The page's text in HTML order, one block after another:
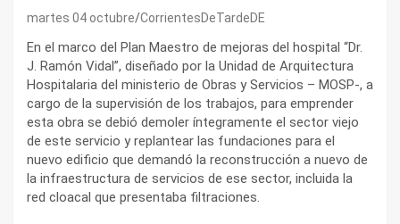
martes 04 octubre CorrientesDeTardeDE
En el marco del Plan Maestro de mejoras del hospital “Dr.
J. Ramón Vidal”, diseñado por la Unidad de Arquitectura
Hospitalaria del ministerio de Obras y Servicios – MOSP-, a
cargo de la supervisión de los trabajos, para emprender
esta obra se debió demoler íntegramente el sector viejo
de este servicio y replantear las fundaciones para el
nuevo edificio que demandó la reconstrucción a nuevo de
la infraestructura de servicios de ese sector, incluida la
red cloacal que presentaba filtraciones.